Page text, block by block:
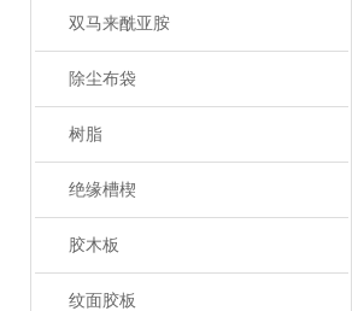
双马来酰亚胺
除尘布袋
树脂
绝缘槽楔
胶木板
纹面胶板